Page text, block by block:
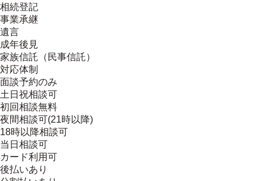
相続登記
事業承継
遺言
成年後見
家族信託（民事信託）
対応体制
面談予約のみ
土日祝相談可
初回相談無料
夜間相談可(21時以降)
18時以降相談可
当日相談可
カード利用可
後払いあり